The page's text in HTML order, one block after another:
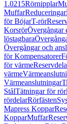
1.0215Rörnipplar
MuffarReduceringar
för BöjarT-rör
KorsrörÖvergångar
löstagbara
Övergångar och
för Kompensatorer
för värme
värme
Värmeanslutningar
StålTätningar för
rördelarRörfästen
Mapress Koppar
KopparMuffar